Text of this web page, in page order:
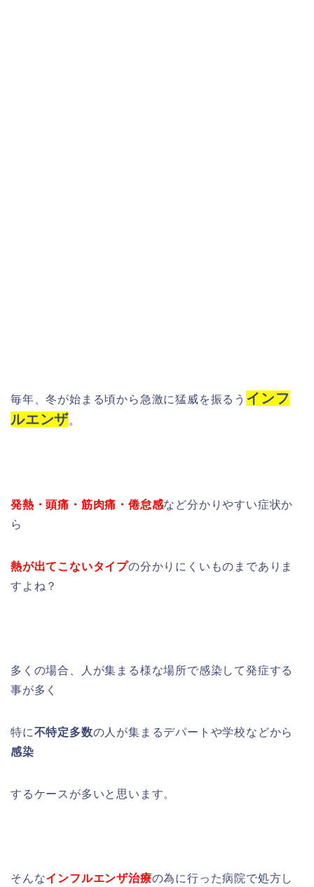
毎年、冬が始まる頃から急激に猛威を振るう インフ
ルエンザ。
発熱・頭痛・筋肉痛・倦怠感など分かりやすい症状か
ら
熱が出てこないタイプの分かりにくいものまでありま
すよね？
多くの場合、人が集まる様な場所で感染して発症する
事が多く
特に不特定多数の人が集まるデパートや学校などから
感染
するケースが多いと思います。
そんなインフルエンザ治療の為に行った病院で処方し